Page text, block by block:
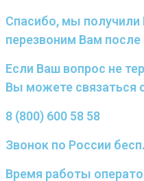
Спасибо, мы получили
перезвоним Вам после
Если Ваш вопрос не
Вы можете связаться
8 (800) 600 58 58
Звонок по России
Время работы